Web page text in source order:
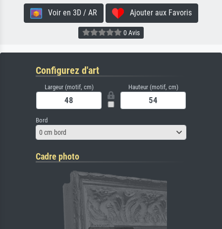
Voir en 3D / AR Ajouter aux Favoris
0 Avis
Configurez d'art
Largeur (motif, cm) Hauteur (motif, cm)
Bord
0 cm bord
Cadre photo